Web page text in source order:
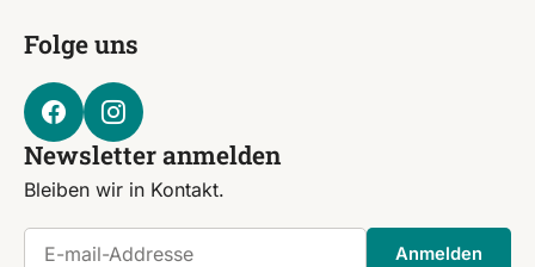
Folge uns
Newsletter anmelden
Bleiben wir in Kontakt.
Anmelden